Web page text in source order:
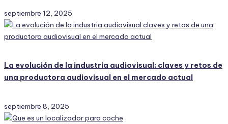
septiembre 12, 2025
La evolución de la industria audiovisual: claves y retos de
una productora audiovisual en el mercado actual
septiembre 8, 2025